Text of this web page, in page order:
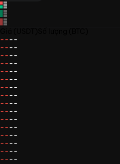
----
----
----
----
----
----
----
----
----
----
----
----
----
----
----
----